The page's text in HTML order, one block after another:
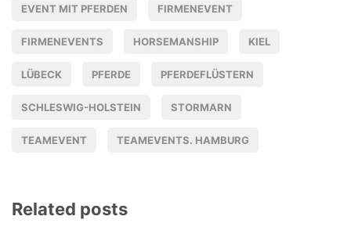
EVENT MIT PFERDEN FIRMENEVENT
FIRMENEVENTS HORSEMANSHIP KIEL
LÜBECK PFERDE PFERDEFLÜSTERN
SCHLESWIG-HOLSTEIN STORMARN
TEAMEVENT TEAMEVENTS. HAMBURG
Related posts